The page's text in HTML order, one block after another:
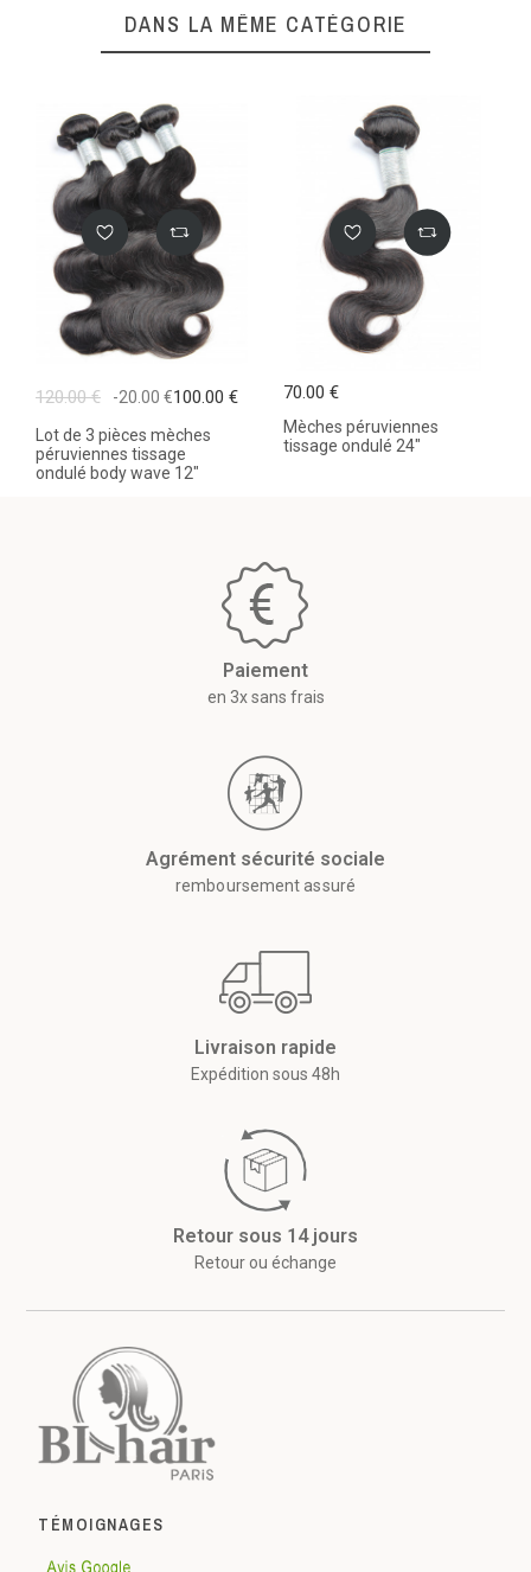
DANS LA MÊME CATÉGORIE
Lot de 3 pièces mèches
péruviennes tissage
ondulé body wave 12"
120.00 € -20.00 €100.00 €
Mèches péruviennes
tissage ondulé 24"
70.00 €
Paiement
en 3x sans frais
Agrément sécurité sociale
remboursement assuré
Livraison rapide
Expédition sous 48h
Retour sous 14 jours
Retour ou échange
TÉMOIGNAGES